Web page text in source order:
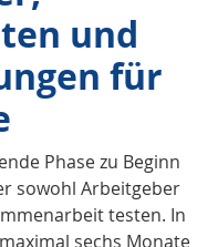
und
für
Phase zu Beginn
sowohl Arbeitgeber
testen. In
sechs Monate